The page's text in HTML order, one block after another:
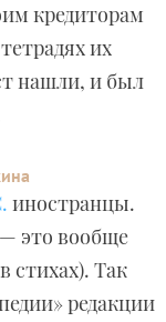
кредиторам
их
нашли, и был
иностранцы.
это вообще
стихах). Так
редакции